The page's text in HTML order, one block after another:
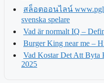
สล็อตออนไลน์
svenska spelare
Vad är normalt IQ –
Burger King near me –
Vad Kostar Det Att Byta
2025